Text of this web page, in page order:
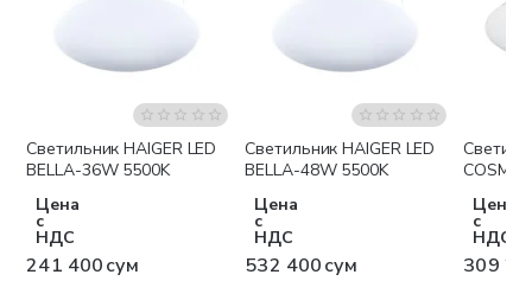
Светильник HAIGER LED
BELLA-36W 5500K
Цена
с
НДС
241 400 сум
Светильник HAIGER LED
BELLA-48W 5500K
Цена
с
НДС
532 400 сум
Цена
с
НДС
309